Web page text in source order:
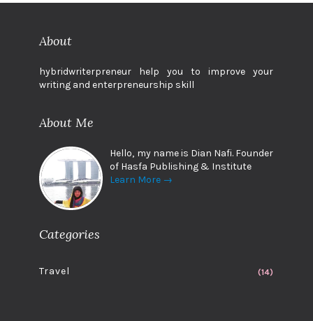
About
hybridwriterpreneur help you to improve your
writing and enterpreneurship skill
About Me
Hello, my name is Dian Nafi. Founder
of Hasfa Publishing & Institute
Learn More →
Categories
Travel (14)